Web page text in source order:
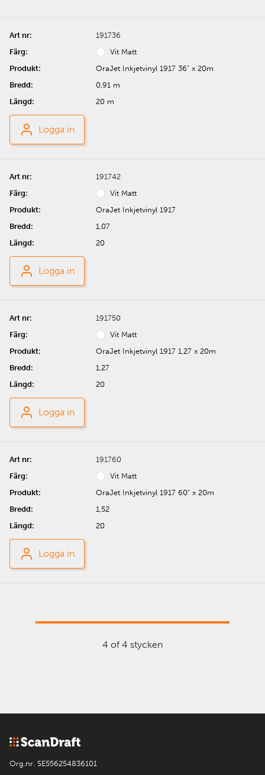
191736
Vit Matt
OraJet Inkjetvinyl 1917 36" x 20m
0,91 m
20 m
Logga in
191742
Vit Matt
OraJet Inkjetvinyl 1917
1,07
20
Logga in
191750
Vit Matt
OraJet Inkjetvinyl 1917 1,27 x 20m
1,27
20
Logga in
191760
Vit Matt
OraJet Inkjetvinyl 1917 60" x 20m
1,52
20
Logga in
4 of 4 stycken
Org.nr. SE556254836101